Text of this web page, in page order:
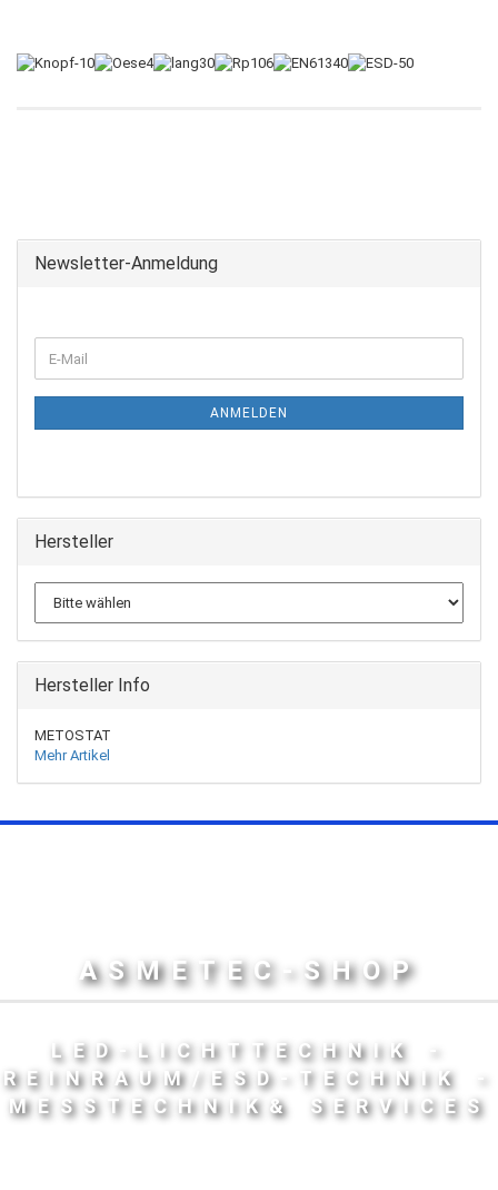
Newsletter-Anmeldung
ANMELDEN
Hersteller
Hersteller Info
METOSTAT
Mehr Artikel
ASMETEC-SHOP
LED-LICHTTECHNIK -
REINRAUM/ESD-TECHNIK -
MESSTECHNIK& SERVICES